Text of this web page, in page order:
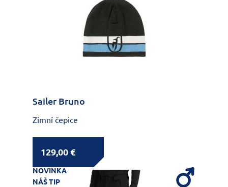
Sailer Bruno
Zimní čepice
129,00 €
NOVINKA
NÁŠ TIP